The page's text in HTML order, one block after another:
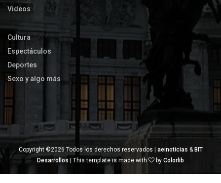
Videos
Cultura
Espectáculos
Deportes
Sexo y algo más
Copyright ©2026 Todos los derechos reservados | aeinoticias &BIT
Desarrollos | This template is made with by Colorlib